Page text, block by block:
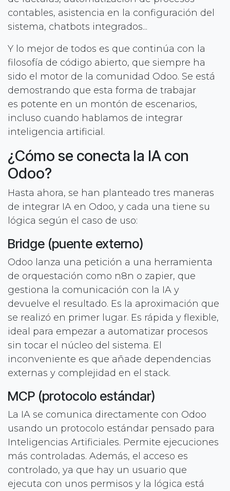
contables, asistencia en la configuración del
sistema, chatbots integrados...
Y lo mejor de todos es que continúa con la
filosofía de código abierto, que siempre ha
sido el motor de la comunidad Odoo. Se está
demostrando que esta forma de trabajar
es potente en un montón de escenarios,
incluso cuando hablamos de integrar
inteligencia artificial.
¿Cómo se conecta la IA con
Odoo?
Hasta ahora, se han planteado tres maneras
de integrar IA en Odoo, y cada una tiene su
lógica según el caso de uso:
Bridge (puente externo)
Odoo lanza una petición a una herramienta
de orquestación como n8n o zapier, que
gestiona la comunicación con la IA y
devuelve el resultado. Es la aproximación que
se realizó en primer lugar. Es rápida y flexible,
ideal para empezar a automatizar procesos
sin tocar el núcleo del sistema. El
inconveniente es que añade dependencias
externas y complejidad en el stack.
MCP (protocolo estándar)
La IA se comunica directamente con Odoo
usando un protocolo estándar pensado para
Inteligencias Artificiales. Permite ejecuciones
más controladas. Además, el acceso es
controlado, ya que hay un usuario que
ejecuta con unos permisos y la lógica está